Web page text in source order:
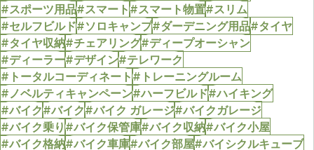
#スポーツ用品#スマート#スマート物置#スリム
#セルフビルド#ソロキャンプ#ダーデニング用品#タイヤ
#タイヤ収納#チェアリング#ディープオーシャン
#ディーラー#デザイン#テレワーク
#トータルコーディネート#トレーニングルーム
#ノベルティキャンペーン#ハーフビルド#ハイキング
#バイク#バイク#バイク ガレージ#バイクガレージ
#バイク乗り#バイク保管庫#バイク収納#バイク小屋
#バイク格納#バイク車庫#バイク部屋#バイシクルキューブ